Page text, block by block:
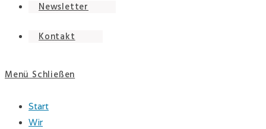
Newsletter
Kontakt
Menü Schließen
Start
Wir